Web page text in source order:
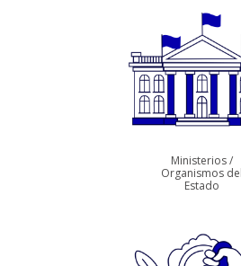
Ministerios /
Organismos del
Estado